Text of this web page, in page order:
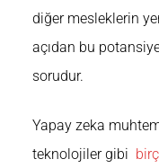
diğer mesleklerin
açıdan bu
sorudur.
Yapay zeka
teknolojiler gibi